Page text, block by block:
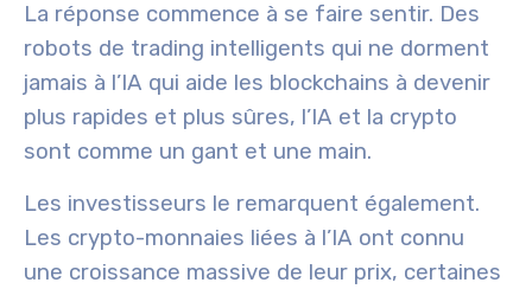
La réponse commence à se faire sentir. Des
robots de trading intelligents qui ne dorment
jamais à l’IA qui aide les blockchains à devenir
plus rapides et plus sûres, l’IA et la crypto
sont comme un gant et une main.
Les investisseurs le remarquent également.
Les crypto-monnaies liées à l’IA ont connu
une croissance massive de leur prix, certaines